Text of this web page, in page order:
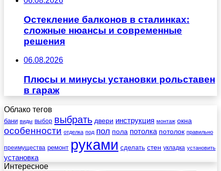
Остекление балконов в сталинках:
сложные нюансы и современные
решения
06.08.2026
Плюсы и минусы установки рольставен
в гараж
Облако тегов
бани виды выбор выбрать двери инструкция монтаж окна
особенности отделка под пол пола потолка потолок правильно
преимущества ремонт руками сделать стен укладка установить
установка
Интересное